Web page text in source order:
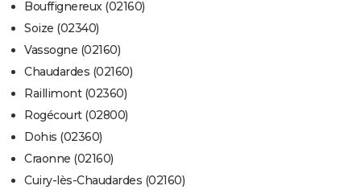
Bouffignereux (02160)
Soize (02340)
Vassogne (02160)
Chaudardes (02160)
Raillimont (02360)
Rogécourt (02800)
Dohis (02360)
Craonne (02160)
Cuiry-lès-Chaudardes (02160)